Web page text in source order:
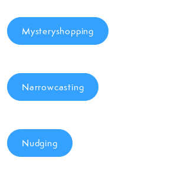
Mysteryshopping
Narrowcasting
Nudging